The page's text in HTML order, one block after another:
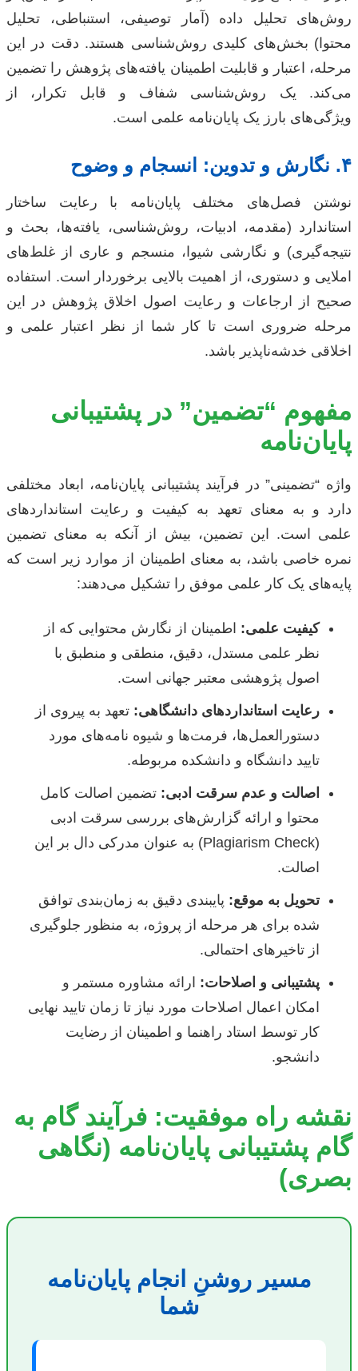
روش‌های تحلیل داده (آمار توصیفی، استنباطی، تحلیل
محتوا) بخش‌های کلیدی روش‌شناسی هستند. دقت در این
مرحله، اعتبار و قابلیت اطمینان یافته‌های پژوهش را تضمین
می‌کند. یک روش‌شناسی شفاف و قابل تکرار، از
ویژگی‌های بارز یک پایان‌نامه علمی است.
۴. نگارش و تدوین: انسجام و وضوح
نوشتن فصل‌های مختلف پایان‌نامه با رعایت ساختار
استاندارد (مقدمه، ادبیات، روش‌شناسی، یافته‌ها، بحث و
نتیجه‌گیری) و نگارشی شیوا، منسجم و عاری از غلط‌های
املایی و دستوری، از اهمیت بالایی برخوردار است. استفاده
صحیح از ارجاعات و رعایت اصول اخلاق پژوهش در این
مرحله ضروری است تا کار شما از نظر اعتبار علمی و
اخلاقی خدشه‌ناپذیر باشد.
مفهوم “تضمین” در پشتیبانی
پایان‌نامه
واژه “تضمینی” در فرآیند پشتیبانی پایان‌نامه، ابعاد مختلفی
دارد و به معنای تعهد به کیفیت و رعایت استانداردهای
علمی است. این تضمین، بیش از آنکه به معنای تضمین
نمره خاصی باشد، به معنای اطمینان از موارد زیر است که
پایه‌های یک کار علمی موفق را تشکیل می‌دهند:
کیفیت علمی: اطمینان از نگارش محتوایی که از
نظر علمی مستدل، دقیق، منطقی و منطبق با
اصول پژوهشی معتبر جهانی است.
رعایت استانداردهای دانشگاهی: تعهد به پیروی از
دستورالعمل‌ها، فرمت‌ها و شیوه نامه‌های مورد
تایید دانشگاه و دانشکده مربوطه.
اصالت و عدم سرقت ادبی: تضمین اصالت کامل
محتوا و ارائه گزارش‌های بررسی سرقت ادبی
(Plagiarism Check) به عنوان مدرکی دال بر این
اصالت.
تحویل به موقع: پایبندی دقیق به زمان‌بندی توافق
شده برای هر مرحله از پروژه، به منظور جلوگیری
از تاخیرهای احتمالی.
پشتیبانی و اصلاحات: ارائه مشاوره مستمر و
امکان اعمال اصلاحات مورد نیاز تا زمان تایید نهایی
کار توسط استاد راهنما و اطمینان از رضایت
دانشجو.
نقشه راه موفقیت: فرآیند گام به
گام پشتیبانی پایان‌نامه (نگاهی
بصری)
مسیر روشنِ انجام پایان‌نامه
شما